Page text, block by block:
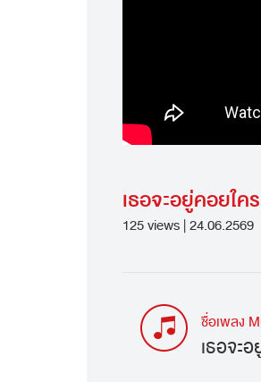
เธอจะอยู่คอยใ
125 views | 24.06.2569
ชื่อเพลง
เธอจะ